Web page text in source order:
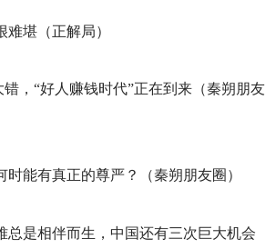
堪（正解局）
，“好人赚钱时代”正在到来（秦朔朋友
时能有真正的尊严？（秦朔朋友圈）
总是相伴而生，中国还有三次巨大机会